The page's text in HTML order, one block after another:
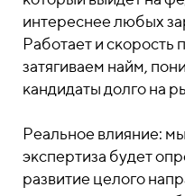
интереснее любых
Работает и
затягиваем найм,
кандидаты долго на
Реальное влияние:
экспертиза будет
развитие целого